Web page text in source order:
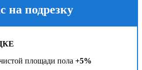
на подрезку
площади пола+5%